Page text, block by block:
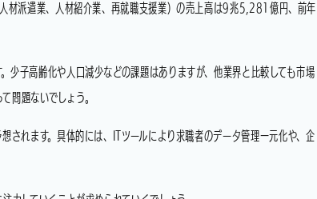
材派遣業、人材紹介業、再就職支援業）の売上高は9兆5,281億円、前年
少子高齢化や人口減少などの課題はありますが、他業界と比較しても市場
問題ないでしょう。
されます。具体的には、ITツールにより求職者のデータ管理一元化や、企